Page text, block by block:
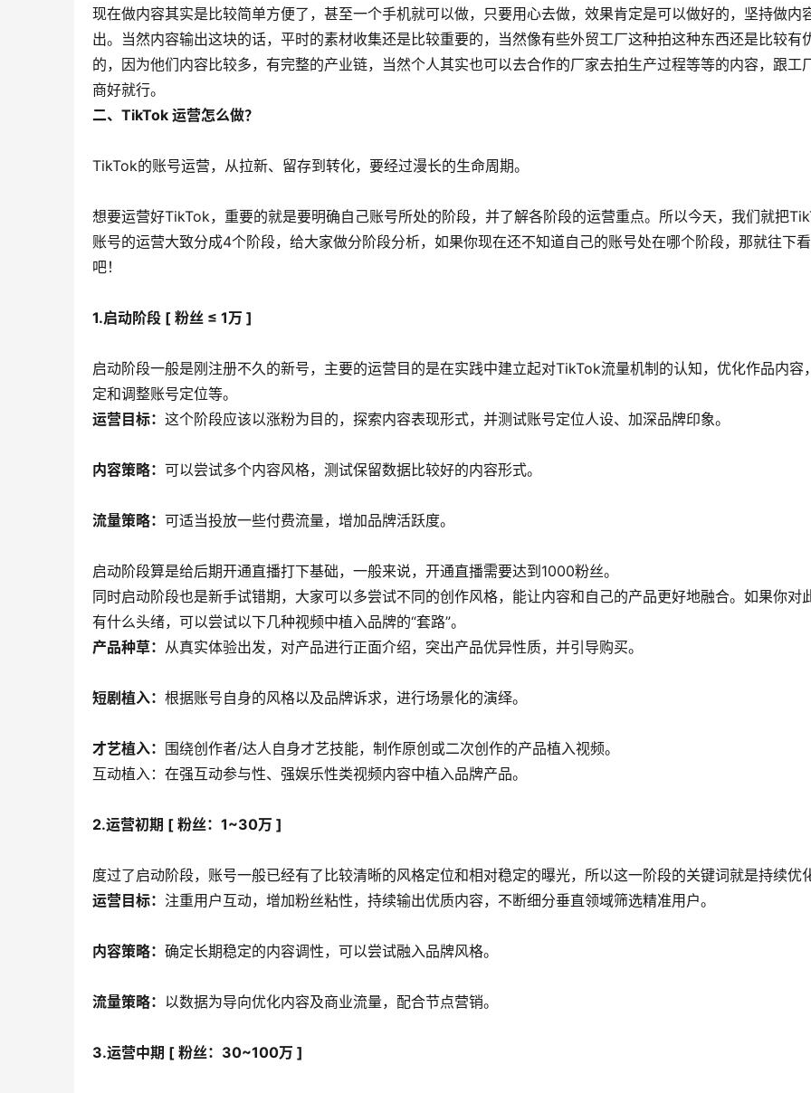
现在做内容其实是比较简单方便了，甚至一个手机就可以做，只要用心去做，效果肯定是可以做好的，坚持做内
出。当然内容输出这块的话，平时的素材收集还是比较重要的，当然像有些外贸工厂这种拍这种东西还是比较有
的，因为他们内容比较多，有完整的产业链，当然个人其实也可以去合作的厂家去拍生产过程等等的内容，跟工
商好就行。
二、TikTok 运营怎么做？
TikTok的账号运营，从拉新、留存到转化，要经过漫长的生命周期。
想要运营好TikTok，重要的就是要明确自己账号所处的阶段，并了解各阶段的运营重点。所以今天，我们就把
账号的运营大致分成4个阶段，给大家做分阶段分析，如果你现在还不知道自己的账号处在哪个阶段，那就往下看
吧！
1.启动阶段 [ 粉丝 ≤ 1万 ]
启动阶段一般是刚注册不久的新号，主要的运营目的是在实践中建立起对TikTok流量机制的认知，优化作品内容
定和调整账号定位等。
运营目标： 这个阶段应该以涨粉为目的，探索内容表现形式，并测试账号定位人设、加深品牌印象。
内容策略： 可以尝试多个内容风格，测试保留数据比较好的内容形式。
流量策略： 可适当投放一些付费流量，增加品牌活跃度。
启动阶段算是给后期开通直播打下基础，一般来说，开通直播需要达到1000粉丝。
同时启动阶段也是新手试错期，大家可以多尝试不同的创作风格，能让内容和自己的产品更好地融合。如果你对
有什么头绪，可以尝试以下几种视频中植入品牌的“套路”。
产品种草： 从真实体验出发，对产品进行正面介绍，突出产品优异性质，并引导购买。
短剧植入： 根据账号自身的风格以及品牌诉求，进行场景化的演绎。
才艺植入： 围绕创作者/达人自身才艺技能，制作原创或二次创作的产品植入视频。
互动植入：在强互动参与性、强娱乐性类视频内容中植入品牌产品。
2.运营初期 [ 粉丝：1~30万 ]
度过了启动阶段，账号一般已经有了比较清晰的风格定位和相对稳定的曝光，所以这一阶段的关键词就是持续优
运营目标： 注重用户互动，增加粉丝粘性，持续输出优质内容，不断细分垂直领域筛选精准用户。
内容策略： 确定长期稳定的内容调性，可以尝试融入品牌风格。
流量策略： 以数据为导向优化内容及商业流量，配合节点营销。
3.运营中期 [ 粉丝：30~100万 ]